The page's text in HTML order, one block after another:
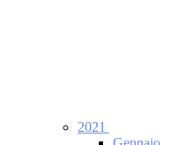
2021